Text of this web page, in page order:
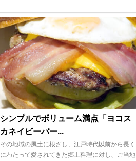
シンプルでボリューム満点「ヨコス
カネイビーバー...
その地域の風土に根ざし、江戸時代以前から長く
にわたって愛されてきた郷土料理に対し、ご当地